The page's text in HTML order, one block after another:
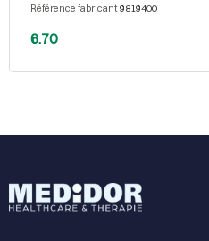
Référence fabricant 9819400
6.70